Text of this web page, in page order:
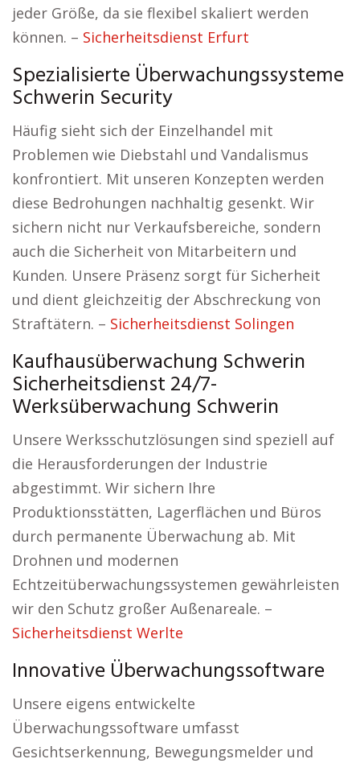
jeder Größe, da sie flexibel skaliert werden
können. – Sicherheitsdienst Erfurt
Spezialisierte Überwachungssysteme
Schwerin Security
Häufig sieht sich der Einzelhandel mit
Problemen wie Diebstahl und Vandalismus
konfrontiert. Mit unseren Konzepten werden
diese Bedrohungen nachhaltig gesenkt. Wir
sichern nicht nur Verkaufsbereiche, sondern
auch die Sicherheit von Mitarbeitern und
Kunden. Unsere Präsenz sorgt für Sicherheit
und dient gleichzeitig der Abschreckung von
Straftätern. – Sicherheitsdienst Solingen
Kaufhausüberwachung Schwerin
Sicherheitsdienst 24/7-
Werksüberwachung Schwerin
Unsere Werksschutzlösungen sind speziell auf
die Herausforderungen der Industrie
abgestimmt. Wir sichern Ihre
Produktionsstätten, Lagerflächen und Büros
durch permanente Überwachung ab. Mit
Drohnen und modernen
Echtzeitüberwachungssystemen gewährleisten
wir den Schutz großer Außenareale. –
Sicherheitsdienst Werlte
Innovative Überwachungssoftware
Unsere eigens entwickelte
Überwachungssoftware umfasst
Gesichtserkennung, Bewegungsmelder und